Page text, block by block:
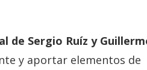
de Sergio Ruíz y
y aportar elementos de